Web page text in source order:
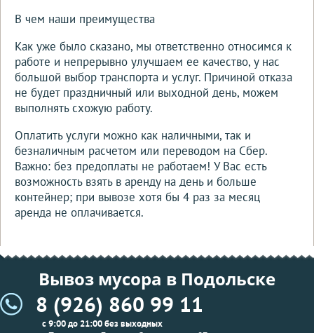
В чем наши преимущества
Как уже было сказано, мы ответственно относимся к
работе и непрерывно улучшаем ее качество, у нас
большой выбор транспорта и услуг. Причиной отказа
не будет праздничный или выходной день, можем
выполнять схожую работу.
Оплатить услуги можно как наличными, так и
безналичным расчетом или переводом на Сбер.
Важно: без предоплаты не работаем! У Вас есть
возможность взять в аренду на день и больше
контейнер; при вывозе хотя бы 4 раз за месяц
аренда не оплачивается.
Вывоз мусора в Подольске
8 (926) 860 99 11
с 9:00 до 21:00 без выходных